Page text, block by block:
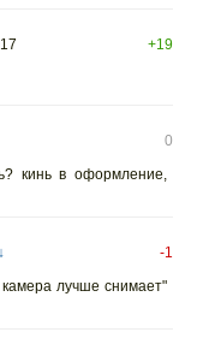
+19
0
кинь в оформление,
-1
лучше снимает"